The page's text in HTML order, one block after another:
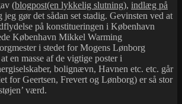
(blogpost(en lykkelig slutning), indlæg på
jeg gør det sådan set stadig. Gevinsten ved at
på konstitueringen i København
København Mikkel Warming
i stedet for Mogens Lønborg
en masse af de vigtige poster i
bolignævn, Havnen etc. etc. går
for Geertsen, Frevert og Lønborg) er så stor
værd.